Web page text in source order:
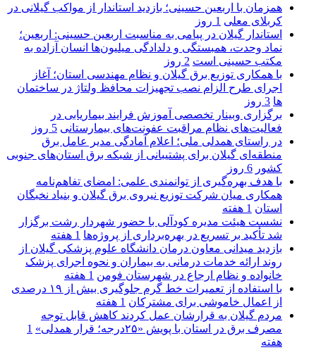
همزمان با اربعین حسینی؛ بازدید استاندار از مواکب گیلانی در
کربلای معلی 1 روز
استاندار گیلان در پیامی به مناسبت اربعین حسینی: اربعین؛
نماد وحدت، همبستگی و دلدادگی میلیون‌ها انسان آزاده به
مکتب حسینی است 2 روز
با همکاری توزیع برق گیلان و نظام مهندسی استان؛ آغاز
اجرای طرح الزام نصب تجهیزات محافظ ولتاژ در ساختمان
ها 3 روز
برگزاری وبینار تخصصی آموزش فرایند بیماریابی در
فعالیت‌های نظام مراقبت عفونت‌های بیمارستانی 5 روز
در راستای همدلی ملی؛ اعلام آمادگی مدیر عامل برق
منطقه‌ای گیلان برای پشتیبانی از شبكه برق استان‌های جنوبی
كشور 6 روز
با هدف بهره‌گیری از توانمندی علمی: امضای تفاهم‌نامه
همكاری میان شركت توزیع نیروی برق گیلان و بنیاد نخبگان
استان 1 هفته
نشست هیئت مدیره کودآلی با حضور شهردار رشت برگزار
شد تأکید بر تسریع در بهره‌برداری از پروژه‌ها 1 هفته
بازدید میدانی معاون درمان دانشگاه علوم پزشکی گیلان از
روند ارائه خدمات درمانی به بیماران و نحوه اجرای پزشک
خانواده و نظام ارجاع در شهرستان فومن 1 هفته
با استفاده از تعمیرات خط گرم جلوگیری بیش از ۱۹ درصدی
از اعمال خاموشی برای مشتركان 1 هفته
مردم گیلان به قرارشان عمل کردند كاهش قابل توجه
مصرف برق در استان با پویش «۲۵درجه؛ قرار همدلی»
1
هفته